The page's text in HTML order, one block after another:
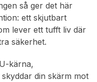
så ger det här
ett skjutbart
lever ett tufft liv där
säkerhet.
kärna,
din skärm mot